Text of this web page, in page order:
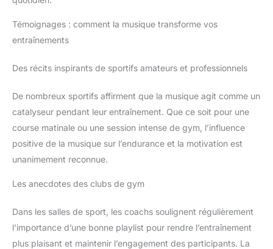
Témoignages : comment la musique transforme vos
entraînements
Des récits inspirants de sportifs amateurs et professionnels
De nombreux sportifs affirment que la musique agit comme un
catalyseur pendant leur entraînement. Que ce soit pour une
course matinale ou une session intense de gym, l’influence
positive de la musique sur l’endurance et la motivation est
unanimement reconnue.
Les anecdotes des clubs de gym
Dans les salles de sport, les coachs soulignent régulièrement
l’importance d’une bonne playlist pour rendre l’entraînement
plus plaisant et maintenir l’engagement des participants. La